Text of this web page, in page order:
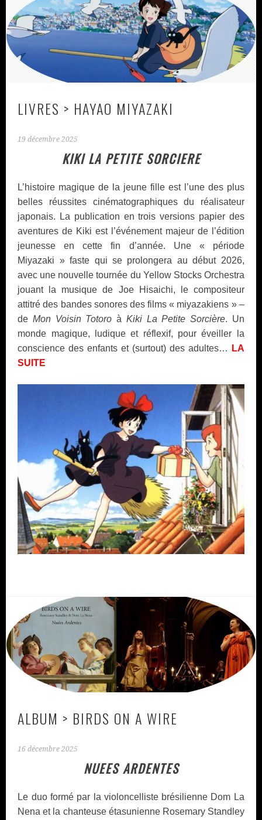
LIVRES > HAYAO MIYAZAKI
19 décembre 2025
KIKI LA PETITE SORCIERE
L’histoire magique de la jeune fille est l’une des plus
belles réussites cinématographiques du réalisateur
japonais. La publication en trois versions papier des
aventures de Kiki est l’événement majeur de l’édition
jeunesse en cette fin d’année. Une « période
Miyazaki » faste qui se prolongera au début 2026,
avec une nouvelle tournée du Yellow Stocks Orchestra
jouant la musique de Joe Hisaichi, le compositeur
attitré des bandes sonores des films « miyazakiens » –
deMon Voisin Totoro à Kiki La Petite Sorcière. Un
monde magique, ludique et réflexif, pour éveiller la
conscience des enfants et (surtout) des adultes…
LA
SUITE
ALBUM > BIRDS ON A WIRE
16 décembre 2025
NUEES ARDENTES
Le duo formé par la violoncelliste brésilienne Dom La
Nena et la chanteuse étasunienne Rosemary Standley